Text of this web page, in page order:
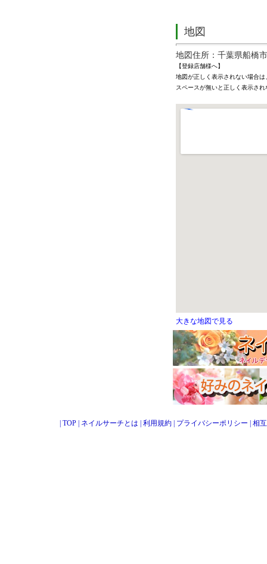
地図
地図住所：千葉県船橋
【登録店舗様へ】
地図が正しく表示されない場合
スペースが無いと正しく表示さ
大きな地図で見る
TOP ネイルサーチとは 利用規約 プライバシーポリシー 相